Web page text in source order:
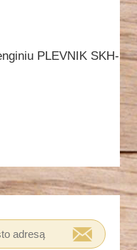
PLEVNIK SKH-